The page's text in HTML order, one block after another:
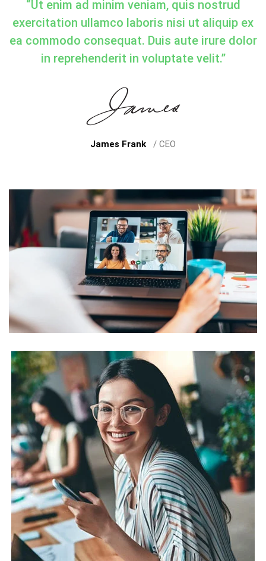
“Ut enim ad minim veniam, quis nostrud
exercitation ullamco laboris nisi ut aliquip ex
ea commodo consequat. Duis aute irure dolor
in reprehenderit in voluptate velit.”
James Frank / CEO